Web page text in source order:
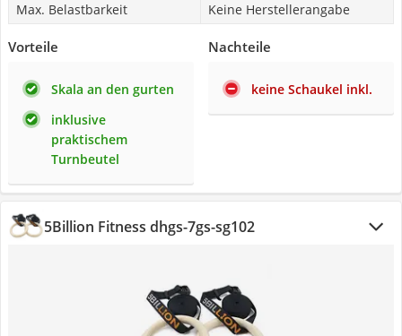
Max. Belastbarkeit
Keine Herstellerangabe
Vorteile
Skala an den gurten
inklusive
praktischem
Turnbeutel
Nachteile
keine Schaukel inkl.
5Billion Fitness dhgs-7gs-sg102